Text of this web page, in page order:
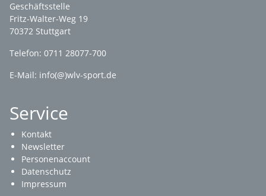
Geschäftsstelle
Fritz-Walter-Weg 19
70372 Stuttgart
Telefon: 0711 28077-700
E-Mail: info(@)wlv-sport.de
Service
Kontakt
Newsletter
Personenaccount
Datenschutz
Impressum